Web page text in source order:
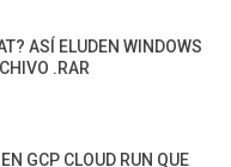
ASÍ ELUDEN WINDOWS
.RAR
GCP CLOUD RUN QUE